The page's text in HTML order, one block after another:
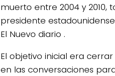
muerto entre 2004 y 2010,
presidente
El Nuevo diario .
El objetivo inicial era
en las conversaciones